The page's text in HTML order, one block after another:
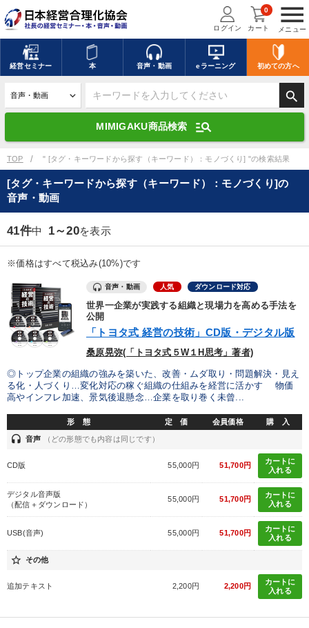
menu
メニュー
ログイン カート
0
経営セミナー 本 音声・動画 eラーニング 初めての方へ
search
MIMIGAKU商品検索 manage_search
キーワードを入力して探す
デジタル版対応のみ検索結果に表示する
search 上記の条件で検索
mic 講演収録物を探す
全国経営者セミナー講演収録物（全1315タイトル）からお探しいただけ
ます
優秀各社の智恵と戦略
若手異才経営者の発想 専門家のアドバイス
リーダーの器量を学ぶ
テーマ
全国経営者セミナー収録〈売れ筋・人気ランキング〉＆新刊・好
評講話
147回春季大会 経営戦略・経営実務 数字・税務・決算書
業種
TOP " [タグ・キーワードから探す（キーワード）：モノづくり] "の検索結果
[タグ・キーワードから探す（キーワード）：モノづくり]の
音声・動画
41件中 1～20を表示
※価格はすべて税込み(10%)です
音声・動画 人気 ダウンロード対応
世界一企業が実践する組織と現場力を高める手法を
公開
「トヨタ式 経営の技術」CD版・デジタル版
桑原晃弥(「トヨタ式５W１H思考」著者)
◎トップ企業の組織の強みを築いた、改善・ムダ取り・問題解決・見え
る化・人づくり…変化対応の稼ぐ組織の仕組みを経営に活かす 物価
高やインフレ加速、景気後退懸念…企業を取り巻く未曾...
形 態 定 価 会員価格 購 入
headset 音声 （どの形態でも内容は同じです）
CD版 55,000円 51,700円
カートに
入れる
デジタル音声版
（配信＋ダウンロード）
55,000円 51,700円
カートに
入れる
USB(音声) 55,000円 51,700円
カートに
入れる
star_border その他
追加テキスト 2,200円 2,200円
カートに
入れる